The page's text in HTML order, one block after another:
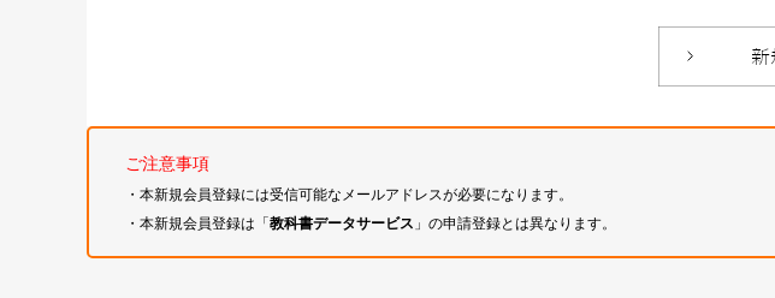
ご注意事項
・本新規会員登録には受信可能なメールアドレスが必要になります。
・本新規会員登録は「教科書データサービス 」の申請登録とは異なります。